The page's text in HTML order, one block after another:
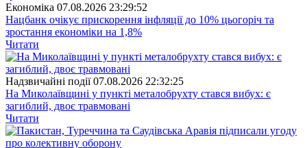
Економіка 07.08.2026 23:29:52
Нацбанк очікує прискорення інфляції до 10% цьогоріч та
зростання економіки на 1,8%
Читати
Надзвичайні події 07.08.2026 22:32:25
На Миколаївщині у пункті металобрухту стався вибух: є
загиблий, двоє травмовані
Читати